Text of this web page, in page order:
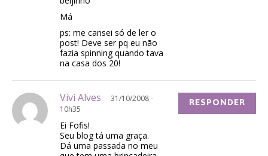
Má
ps: me cansei só de ler o
post! Deve ser pq eu não
fazia spinning quando tava
na casa dos 20!
Vivi Alves
31/10/2008 -
10h35
Ei Fofis!
Seu blog tá uma graça.
Dá uma passada no meu
RESPONDER